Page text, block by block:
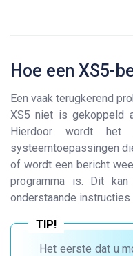
Hoe een XS5-
Een vaak terugkerend
XS5 niet is gekoppeld
Hierdoor wordt het
systeemtoepassingen
of wordt een bericht
programma is. Dit
onderstaande instructies
Het eerste dat u